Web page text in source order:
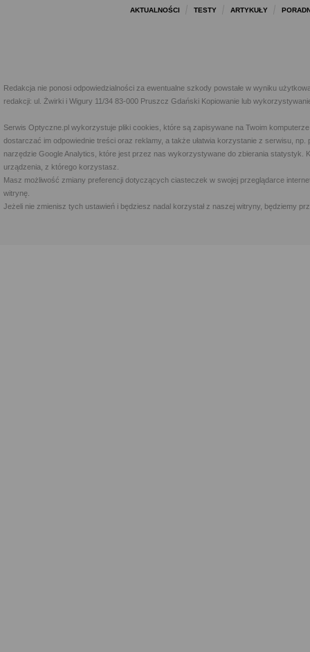
AKTUALNOŚCI TESTY ARTYKUŁY
Redakcja nie ponosi odpowiedzialności za ewentualne szkody powstałe w wyniku
redakcji: ul. Żwirki i Wigury 11/34 83-000 Pruszcz Gdański Kopiowanie lub
Serwis Optyczne.pl wykorzystuje pliki cookies, które są zapisywane na Twoim
dostarczać im odpowiednie treści oraz reklamy, a także ułatwia korzystanie z serwisu,
narzędzie Google Analytics, które jest przez nas wykorzystywane do zbierania statystyk.
urządzenia, z którego korzystasz.
Masz możliwość zmiany preferencji dotyczących ciasteczek w swojej przeglądarce
witrynę.
Jeżeli nie zmienisz tych ustawień i będziesz nadal korzystał z naszej witryny, będziemy